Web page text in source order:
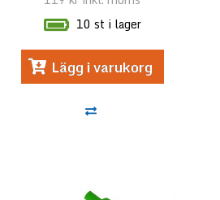
10 st i lager
Lägg i varukorg